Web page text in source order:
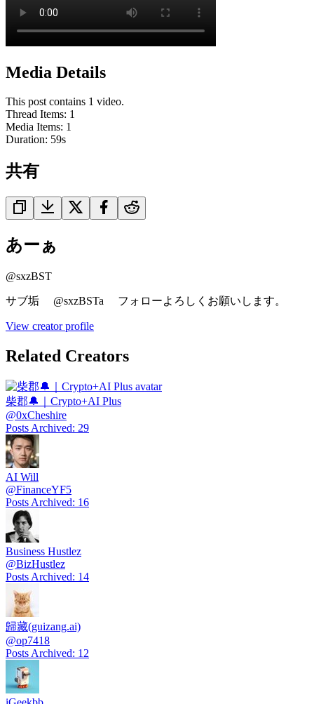
Media Details
This post contains 1 video.
Thread Items: 1
Media Items: 1
Duration: 59s
共有
あーぁ
@sxzBST
サブ垢 @sxzBSTa フォローよろしくお願いします。
View creator profile
Related Creators
柴郡🔔｜Crypto+AI Plus
@0xCheshire
Posts Archived: 29
AI Will
@FinanceYF5
Posts Archived: 16
Business Hustlez
@BizHustlez
Posts Archived: 14
歸藏(guizang.ai)
@op7418
Posts Archived: 12